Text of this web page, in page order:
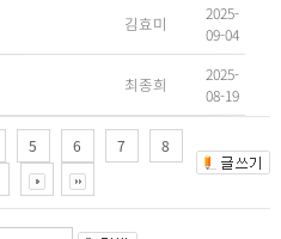
김효미
2025-
09-04
최종희
2025-
08-19
5 6 7
8